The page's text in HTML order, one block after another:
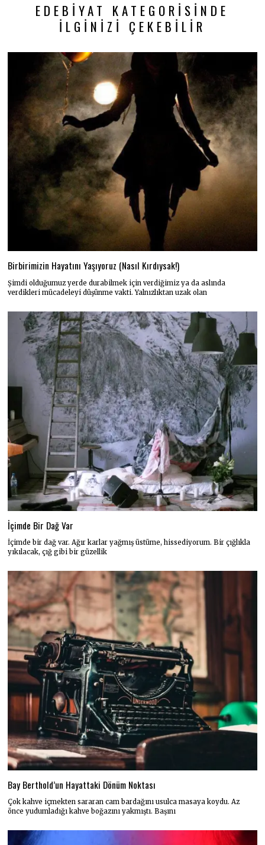
EDEBIYAT KATEGORISINDE
İLGINIZI ÇEKEBILIR
Birbirimizin Hayatını Yaşıyoruz (Nasıl Kırdıysak!)
Şimdi olduğumuz yerde durabilmek için verdiğimiz ya da aslında
verdikleri mücadeleyi düşünme vakti. Yalnızlıktan uzak olan
İçimde Bir Dağ Var
İçimde bir dağ var. Ağır karlar yağmış üstüme, hissediyorum. Bir çığlıkla
yıkılacak, çığ gibi bir güzellik
Bay Berthold’un Hayattaki Dönüm Noktası
Çok kahve içmekten sararan cam bardağını usulca masaya koydu. Az
önce yudumladığı kahve boğazını yakmıştı. Başını